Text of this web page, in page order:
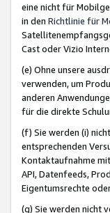
eine nicht für
in den Richtlinie für
Cast oder Vizio
(e) Ohne unsere
verwenden, um
anderen
für die direkte
(f) Sie werden (i)
entsprechenden
Kontaktaufnahme
API, Datenfeeds,
Eigentumsrechte
(g) Sie werden nicht